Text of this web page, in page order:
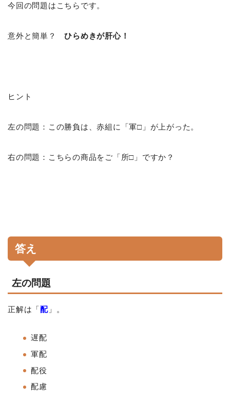
今回の問題はこちらです。
意外と簡単？ひらめきが肝心！
ヒント
左の問題：この勝負は、赤組に「軍□」が上がった。
右の問題：こちらの商品をご「所□」ですか？
答え
左の問題
正解は「配」。
遅配
軍配
配役
配慮